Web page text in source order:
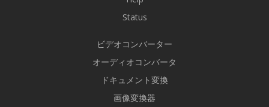
Status
ビデオコンバーター
オーディオコンバータ
ドキュメント変換
画像変換器